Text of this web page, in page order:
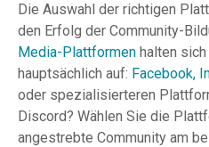
Die Auswahl der richtigen
den Erfolg der Community-
Media-Plattformen halten
hauptsächlich auf: Facebook,
oder spezialisierteren
Discord? Wählen Sie die
angestrebte Community am